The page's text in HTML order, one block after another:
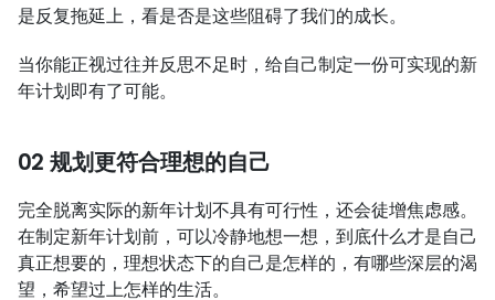
是反复拖延上，看是否是这些阻碍了我们的成长。
当你能正视过往并反思不足时，给自己制定一份可实现的新
年计划即有了可能。
02 规划更符合理想的自己
完全脱离实际的新年计划不具有可行性，还会徒增焦虑感。
在制定新年计划前，可以冷静地想一想，到底什么才是自己
真正想要的，理想状态下的自己是怎样的，有哪些深层的渴
望，希望过上怎样的生活。